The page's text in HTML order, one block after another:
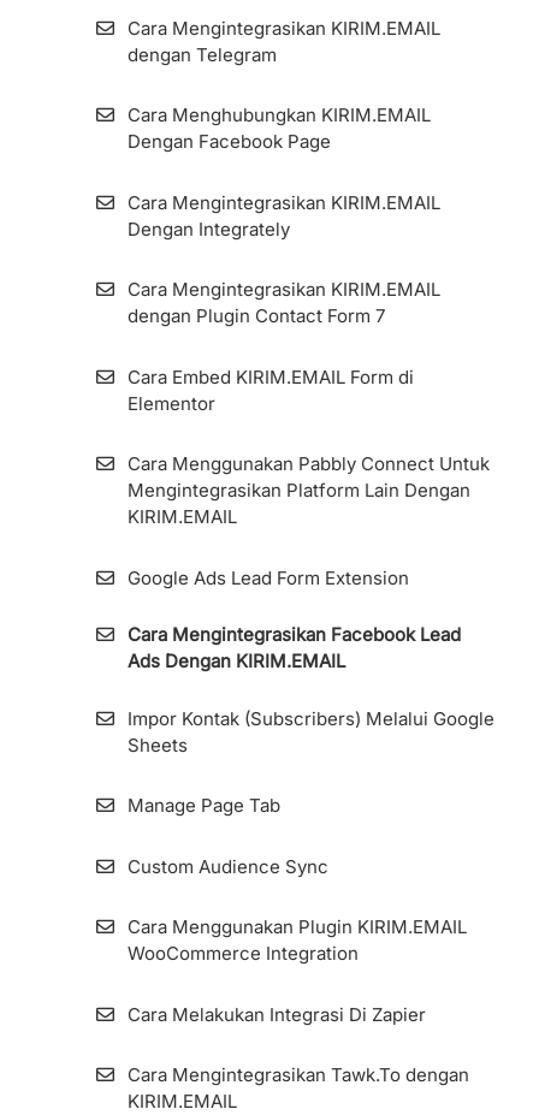
Detilnya
Cara Ekspor Subscribers
Zombie Email Removal (ZER)
Subscriber Fields di Aplikasi KIRIM.EMAIL
Form dan Landing Page
Opsi Embed HTML
Elementor
dengan Plugin Contact Form 7
Cara Pengaturan Custom Domain Pada
Cara Menggunakan Fitur Landing Page
KIRIM.EMAIL Form Integration WordPress
QR Code Pada Form dan Landing Page
Cara Menggunakan Fitur Forward To Email
Cara Mengintegrasikan KIRIM.EMAIL
dengan Telegram
Cara Menghubungkan KIRIM.EMAIL
Dengan Facebook Page
Cara Mengintegrasikan KIRIM.EMAIL
Dengan Integrately
Cara Mengintegrasikan KIRIM.EMAIL
dengan Plugin Contact Form 7
Cara Embed KIRIM.EMAIL Form di
Elementor
Cara Menggunakan Pabbly Connect Untuk
Mengintegrasikan Platform Lain Dengan
KIRIM.EMAIL
Google Ads Lead Form Extension
Cara Mengintegrasikan Facebook Lead
Ads Dengan KIRIM.EMAIL
Impor Kontak (Subscribers) Melalui Google
Sheets
Manage Page Tab
Custom Audience Sync
Cara Menggunakan Plugin KIRIM.EMAIL
WooCommerce Integration
Cara Melakukan Integrasi Di Zapier
Cara Mengintegrasikan Tawk.To dengan
KIRIM.EMAIL